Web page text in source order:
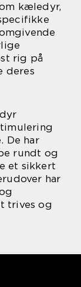
kæledyr,
rig på
deres
De har
rundt og
et sikkert
har
trives og